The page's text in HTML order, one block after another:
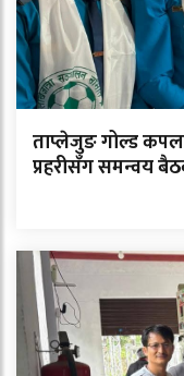
ताप्लेजुङ गोल्ड
प्रहरीसँग समन्वय